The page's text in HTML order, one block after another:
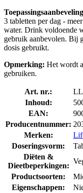
3 tabletten per dag -
water. Drink voldoende
gebruik aanbevolen. Bij
dosis gebruikt.
Opmerking: Het wordt
gebruiken.
Art. nr.:
Inhoud:
EAN:
Producentnummer:
Merken:
Doseringsvorm:
Diëten &
Dieetbeperkingen:
Productsoorten:
Eigenschappen: